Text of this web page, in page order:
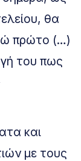
θα
πρώτο (…)
του πως
και
με τους